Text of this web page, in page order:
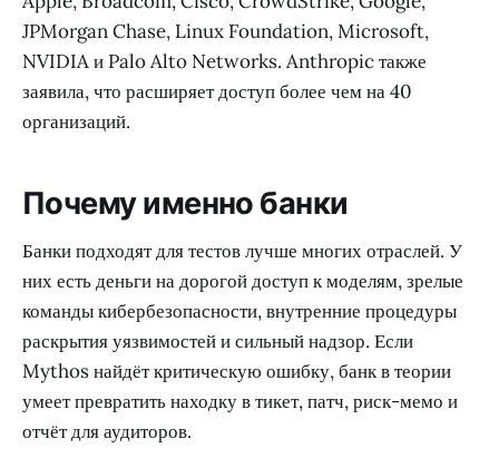
JPMorgan Chase, Linux Foundation, Microsoft,
NVIDIA и Palo Alto Networks. Anthropic также
заявила, что расширяет доступ более чем на 40
организаций.
Почему именно банки
Банки подходят для тестов лучше многих отраслей. У
них есть деньги на дорогой доступ к моделям, зрелые
команды кибербезопасности, внутренние процедуры
раскрытия уязвимостей и сильный надзор. Если
Mythos найдёт критическую ошибку, банк в теории
умеет превратить находку в тикет, патч, риск-мемо и
отчёт для аудиторов.